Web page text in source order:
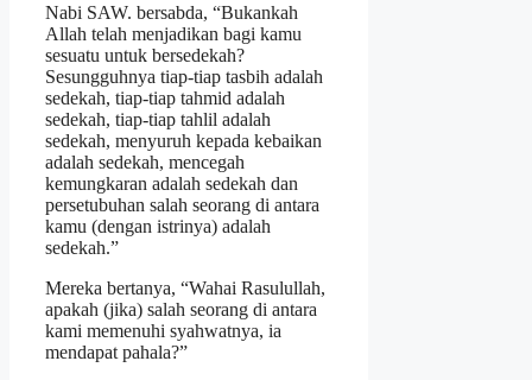
Nabi SAW. bersabda, “Bukankah
Allah telah menjadikan bagi kamu
sesuatu untuk bersedekah?
Sesungguhnya tiap-tiap tasbih adalah
sedekah, tiap-tiap tahmid adalah
sedekah, tiap-tiap tahlil adalah
sedekah, menyuruh kepada kebaikan
adalah sedekah, mencegah
kemungkaran adalah sedekah dan
persetubuhan salah seorang di antara
kamu (dengan istrinya) adalah
sedekah.”
Mereka bertanya, “Wahai Rasulullah,
apakah (jika) salah seorang di antara
kami memenuhi syahwatnya, ia
mendapat pahala?”